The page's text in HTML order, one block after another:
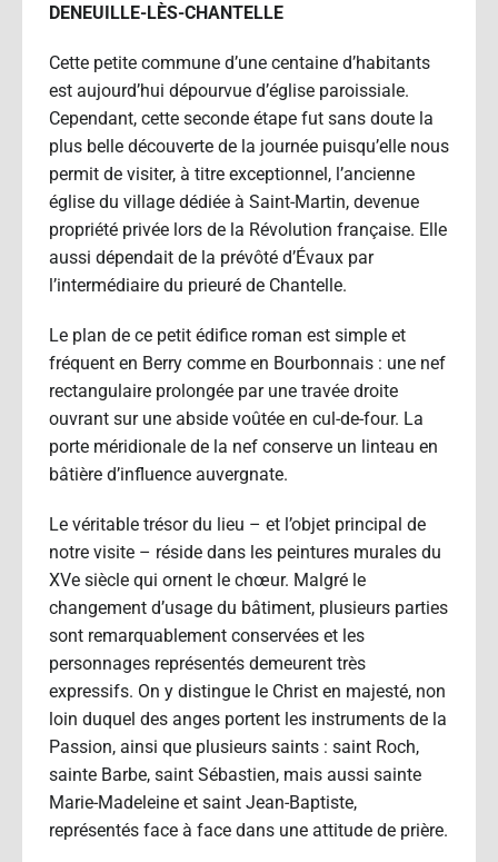
DENEUILLE-LÈS-CHANTELLE
Cette petite commune d’une centaine d’habitants
est aujourd’hui dépourvue d’église paroissiale.
Cependant, cette seconde étape fut sans doute la
plus belle découverte de la journée puisqu’elle nous
permit de visiter, à titre exceptionnel, l’ancienne
église du village dédiée à Saint-Martin, devenue
propriété privée lors de la Révolution française. Elle
aussi dépendait de la prévôté d’Évaux par
l’intermédiaire du prieuré de Chantelle.
Le plan de ce petit édifice roman est simple et
fréquent en Berry comme en Bourbonnais : une nef
rectangulaire prolongée par une travée droite
ouvrant sur une abside voûtée en cul-de-four. La
porte méridionale de la nef conserve un linteau en
bâtière d’influence auvergnate.
Le véritable trésor du lieu – et l’objet principal de
notre visite – réside dans les peintures murales du
XVe siècle qui ornent le chœur. Malgré le
changement d’usage du bâtiment, plusieurs parties
sont remarquablement conservées et les
personnages représentés demeurent très
expressifs. On y distingue le Christ en majesté, non
loin duquel des anges portent les instruments de la
Passion, ainsi que plusieurs saints : saint Roch,
sainte Barbe, saint Sébastien, mais aussi sainte
Marie-Madeleine et saint Jean-Baptiste,
représentés face à face dans une attitude de prière.